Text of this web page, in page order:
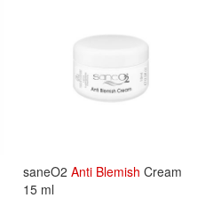
saneO2 Anti Blemish Cream
15 ml